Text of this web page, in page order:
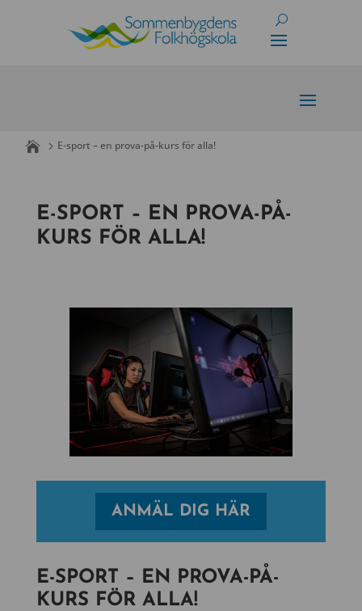
E-sport – en prova-på-kurs för alla!
E-SPORT – EN PROVA-PÅ-
KURS FÖR ALLA!
ANMÄL DIG HÄR
E-SPORT – EN PROVA-PÅ-
KURS FÖR ALLA!